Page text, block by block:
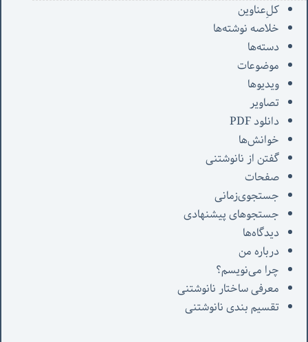
کل‌ِعناوین
خلاصه نوشته‌ها
دسته‌ها
موضوعات
ویدیوها
تصاویر
دانلود PDF
خوانش‌ها
گفتن از نانوشتنی
صفحات
جستجوی‌زمانی
جستجوهای پیشنهادی
دیدگاه‌ها
درباره من
چرا می‌نویسم؟
معرفی‌ ساختار نانوشتنی
تقسیم بندی نانوشتنی